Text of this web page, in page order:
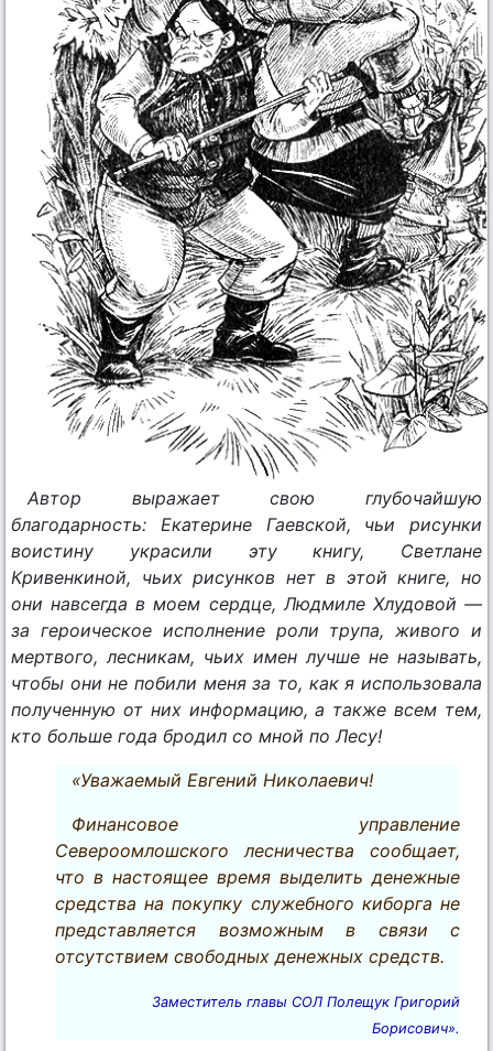
Автор выражает свою глубочайшую
благодарность: Екатерине Гаевской, чьи рисунки
воистину украсили эту книгу, Светлане
Кривенкиной, чьих рисунков нет в этой книге, но
они навсегда в моем сердце, Людмиле Хлудовой —
за героическое исполнение роли трупа, живого и
мертвого, лесникам, чьих имен лучше не называть,
чтобы они не побили меня за то, как я использовала
полученную от них информацию, а также всем тем,
кто больше года бродил со мной по Лесу!
«Уважаемый Евгений Николаевич!
Финансовое управление
Североомлошского лесничества сообщает,
что в настоящее время выделить денежные
средства на покупку служебного киборга не
представляется возможным в связи с
отсутствием свободных денежных средств.
Заместитель главы СОЛ Полещук Григорий
Борисович».